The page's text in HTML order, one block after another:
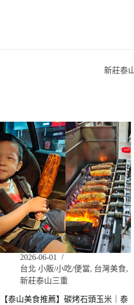
新莊泰
2026-06-01
台北 小販/小吃/便當, 台灣美食,
新莊泰山三重
【泰山美食推薦】碳烤石頭玉米｜泰